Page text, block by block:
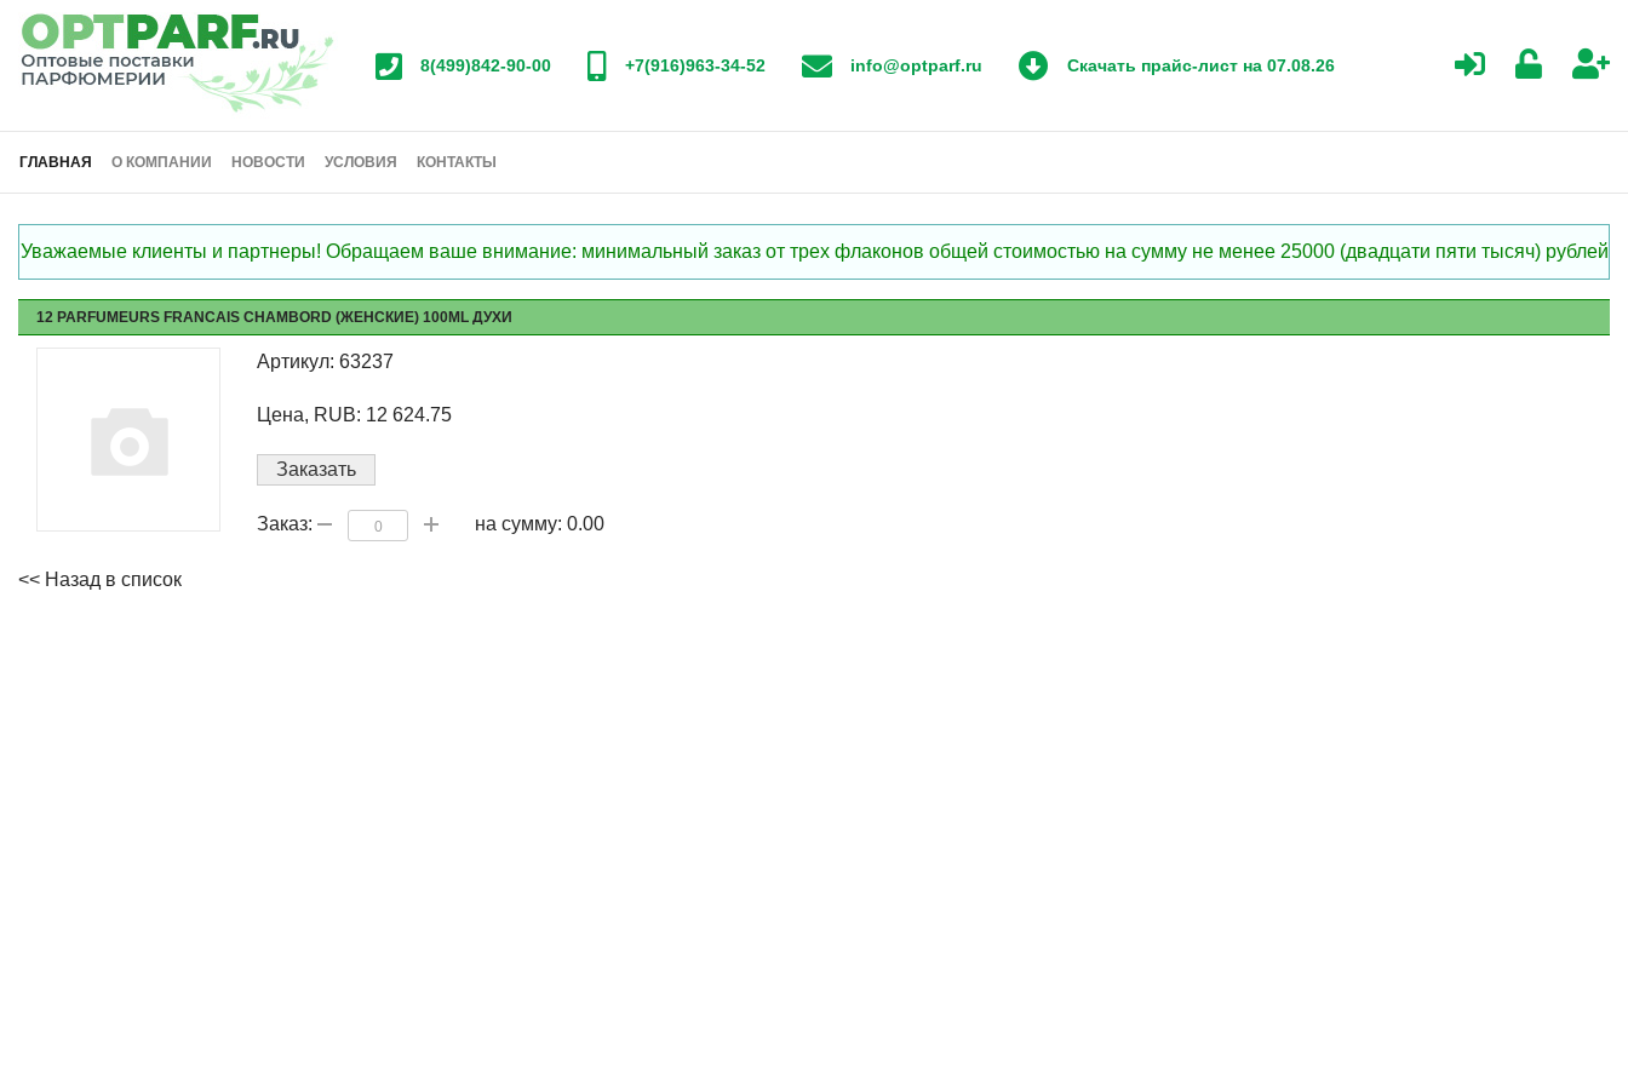
8(499)842-90-00 +7(916)963-34-52 info@optparf.ru Скачать прайс-лист на 07.08.26
ГЛАВНАЯ О КОМПАНИИ НОВОСТИ УСЛОВИЯ КОНТАКТЫ
Уважаемые клиенты и партнеры! Обращаем ваше внимание: минимальный заказ от трех флаконов общей стоимостью на сумму не менее 25000 (двадцати пяти тысяч) рублей
12 PARFUMEURS FRANCAIS CHAMBORD (ЖЕНСКИЕ) 100ML ДУХИ
Артикул: 63237
Цена, RUB: 12 624.75
Заказать
Заказ: на сумму: 0.00
<< Назад в список